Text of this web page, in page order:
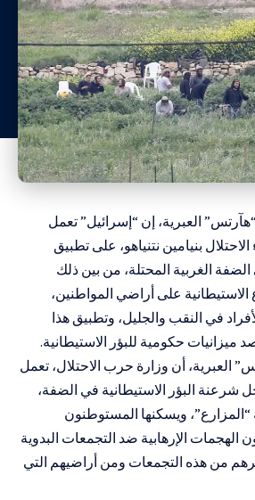
العبرية، إن “إسرائيل” تعمل
بنيامين نتنياهو، على تطبيق
الضفة الغربية المحتلة، من بين ذلك
على أراضي المواطنين،
في النقب والجليل، وتطبيق هذا
ميزانيات حكومية للبؤر الاستيطانية.
أن وزارة حرب الاحتلال، تعمل
البؤر الاستيطانية في الضفة،
ويسكنها المستوطنون
الهجمات الإرهابية ضد التجمعات البدوية
من هذه التجمعات ومن أراضيهم التي